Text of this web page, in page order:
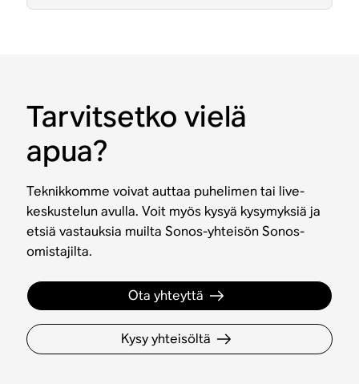
Tarvitsetko vielä
apua?
Teknikkomme voivat auttaa puhelimen tai live-
keskustelun avulla. Voit myös kysyä kysymyksiä ja
etsiä vastauksia muilta Sonos-yhteisön Sonos-
omistajilta.
Ota yhteyttä
Kysy yhteisöltä